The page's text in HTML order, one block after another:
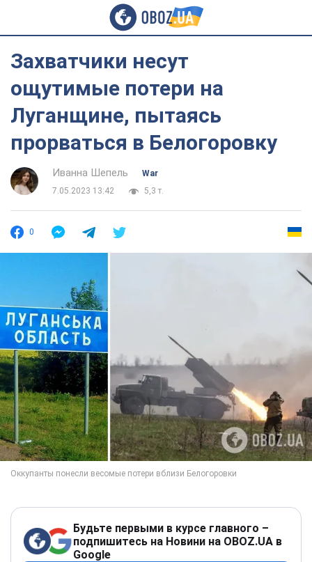
Захватчики несут
ощутимые потери на
Луганщине, пытаясь
прорваться в Белогоровку
Иванна Шепель
War
7.05.2023 13:42
5,3 т.
0
Будьте первыми в курсе главного –
подпишитесь на Новини на OBOZ.UA в
Google